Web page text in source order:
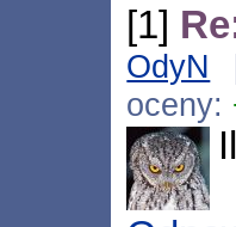
[1]
OdyN
oceny: